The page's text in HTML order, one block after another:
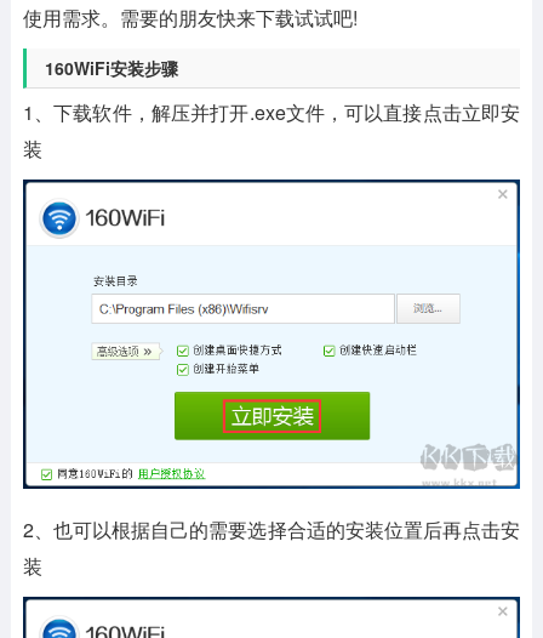
使用需求。需要的朋友快来下载试试吧!
160WiFi安装步骤
1、下载软件，解压并打开.exe文件，可以直接点击立即安
装
2、也可以根据自己的需要选择合适的安装位置后再点击安
装